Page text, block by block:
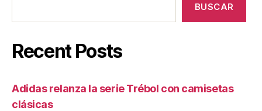
BUSCAR
Recent Posts
Adidas relanza la serie Trébol con camisetas
clásicas